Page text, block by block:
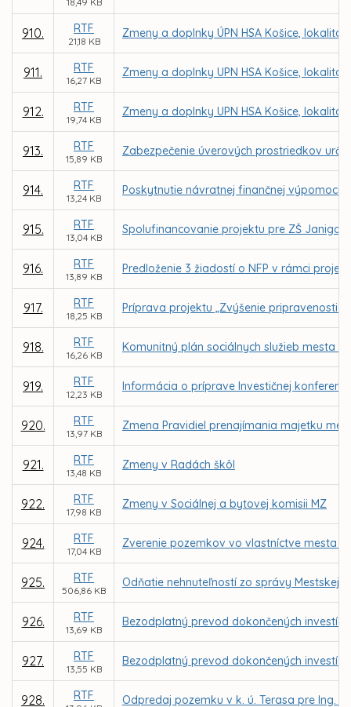
910. RTF
21,18 KB
Zmeny a doplnky ÚPN HSA Košice, lokalita
911. RTF
16,27 KB
Zmeny a doplnky UPN HSA Košice, lokalita
912. RTF
19,74 KB
Zmeny a doplnky UPN HSA Košice, lokalita
913. RTF
15,89 KB
Zabezpečenie úverových prostriedkov
914. RTF
13,24 KB
Poskytnutie návratnej finančnej výpomoci
915. RTF
13,04 KB
Spolufinancovanie projektu pre ZŠ
916. RTF
13,89 KB
Predloženie 3 žiadostí o NFP v rámci
917. RTF
18,25 KB
Príprava projektu „Zvýšenie pripravenosti
918. RTF
16,26 KB
Komunitný plán sociálnych služieb mesta
919. RTF
12,23 KB
Informácia o príprave Investičnej
920. RTF
13,97 KB
Zmena Pravidiel prenajímania majetku
921. RTF
13,48 KB
Zmeny v Radách škôl
922. RTF
17,98 KB
Zmeny v Sociálnej a bytovej komisii MZ
924. RTF
17,04 KB
Zverenie pozemkov vo vlastníctve mesta
925. RTF
506,86 KB
Odňatie nehnuteľností zo správy Mestskej
926. RTF
13,69 KB
Bezodplatný prevod dokončených
927. RTF
13,55 KB
Bezodplatný prevod dokončených
928. RTF Odpredaj pozemku v k. ú. Terasa pre Ing.